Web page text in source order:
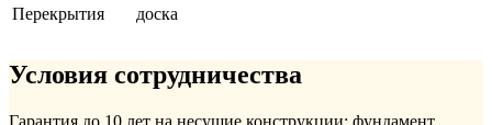
Перекрытия
доска
Условия сотрудничества
Гарантия до 10 лет на несущие конструкции: фундамент,